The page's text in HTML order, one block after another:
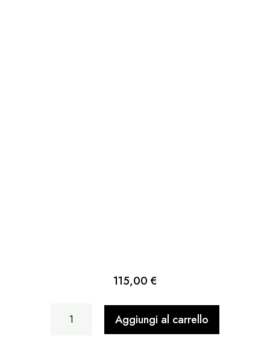
115,00 €
Donna
Aggiungi al carrello